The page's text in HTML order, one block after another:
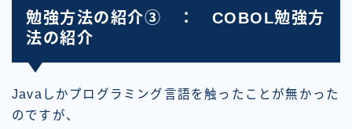
勉強方法の紹介③ ： COBOL勉強方
法の紹介
Javaしかプログラミング言語を触ったことが無かった
のですが、